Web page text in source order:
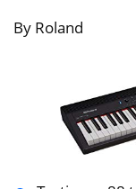
By Roland